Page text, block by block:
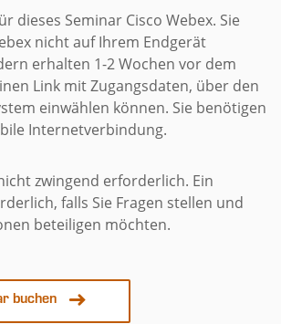
dieses Seminar Cisco Webex. Sie
nicht auf Ihrem Endgerät
erhalten 1-2 Wochen vor dem
Link mit Zugangsdaten, über den
einwählen können. Sie benötigen
Internetverbindung.
zwingend erforderlich. Ein
falls Sie Fragen stellen und
beteiligen möchten.
buchen